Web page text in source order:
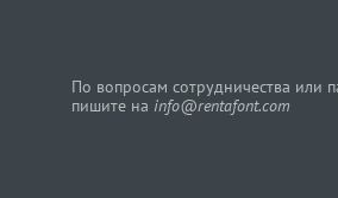
По вопросам сотрудничества или
пишите на info@rentafont.com